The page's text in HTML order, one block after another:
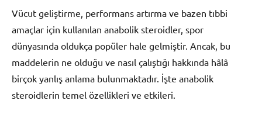
Vücut geliştirme, performans artırma ve bazen tıbbi
amaçlar için kullanılan anabolik steroidler, spor
dünyasında oldukça popüler hale gelmiştir. Ancak, bu
maddelerin ne olduğu ve nasıl çalıştığı hakkında hâlâ
birçok yanlış anlama bulunmaktadır. İşte anabolik
steroidlerin temel özellikleri ve etkileri.